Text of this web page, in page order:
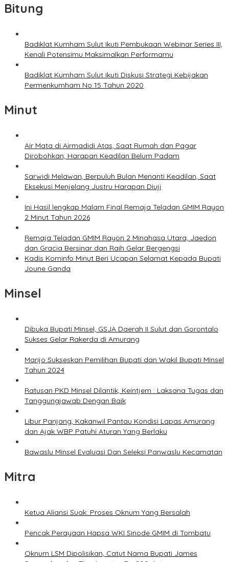
Bitung
Badiklat Kumham Sulut Ikuti Pembukaan Webinar Series III,
Kenali Potensimu Maksimalkan Performamu
Badiklat Kumham Sulut Ikuti Diskusi Strategi Kebijakan
Permenkumham No 15 Tahun 2020
Minut
Air Mata di Airmadidi Atas, Saat Rumah dan Pagar
Dirobohkan, Harapan Keadilan Belum Padam
Sarwidi Melawan, Berpuluh Bulan Menanti Keadilan, Saat
Eksekusi Menjelang Justru Harapan Diuji
Ini Hasil lengkap Malam Final Remaja Teladan GMIM Rayon
2 Minut Tahun 2026
Remaja Teladan GMIM Rayon 2 Minahasa Utara, Jaedon
dan Gracia Bersinar dan Raih Gelar Bergengsi
Kadis Kominfo Minut Beri Ucapan Selamat Kepada Bupati
Joune Ganda
Minsel
Dibuka Bupati Minsel, GSJA Daerah II Sulut dan Gorontalo
Sukses Gelar Rakerda di Amurang
Marijo Sukseskan Pemilihan Bupati dan Wakil Bupati Minsel
Tahun 2024
Ratusan PKD Minsel Dilantik, Keintjem : Laksana Tugas dan
Tanggungjawab Dengan Baik
Libur Panjang, Kakanwil Pantau Kondisi Lapas Amurang
dan Ajak WBP Patuhi Aturan Yang Berlaku
Bawaslu Minsel Evaluasi Dan Seleksi Panwaslu Kecamatan
Mitra
Ketua Aliansi Suak: Proses Oknum Yang Bersalah
Pencak Perayaan Hapsa WKI Sinode GMIM di Tombatu
Oknum LSM Dipolisikan, Catut Nama Bupati James